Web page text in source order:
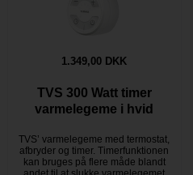
1.349,00 DKK
TVS 300 Watt timer
varmelegeme i hvid
TVS’ varmelegeme med termostat,
afbryder og timer. Timerfunktionen
kan bruges på flere måde blandt